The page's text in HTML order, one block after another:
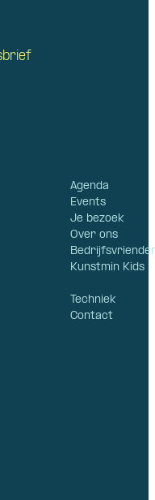
Agenda
Events
Je bezoek
Over ons
Kunstmin Kids
Techniek
Contact